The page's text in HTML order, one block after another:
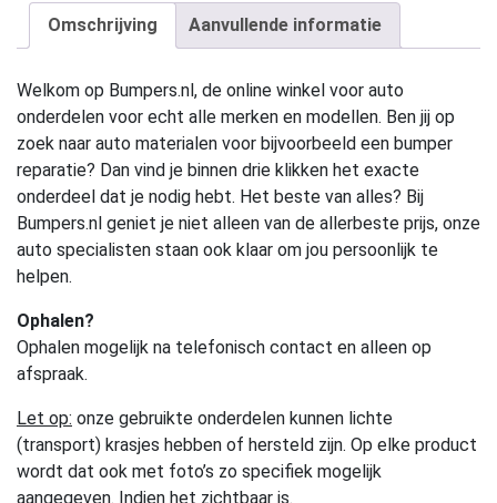
Omschrijving Aanvullende informatie
Welkom op Bumpers.nl, de online winkel voor auto
onderdelen voor echt alle merken en modellen. Ben jij op
zoek naar auto materialen voor bijvoorbeeld een bumper
reparatie? Dan vind je binnen drie klikken het exacte
onderdeel dat je nodig hebt. Het beste van alles? Bij
Bumpers.nl geniet je niet alleen van de allerbeste prijs, onze
auto specialisten staan ook klaar om jou persoonlijk te
helpen.
Ophalen?
Ophalen mogelijk na telefonisch contact en alleen op
afspraak.
Let op: onze gebruikte onderdelen kunnen lichte
(transport) krasjes hebben of hersteld zijn. Op elke product
wordt dat ook met foto’s zo specifiek mogelijk
aangegeven. Indien het zichtbaar is.